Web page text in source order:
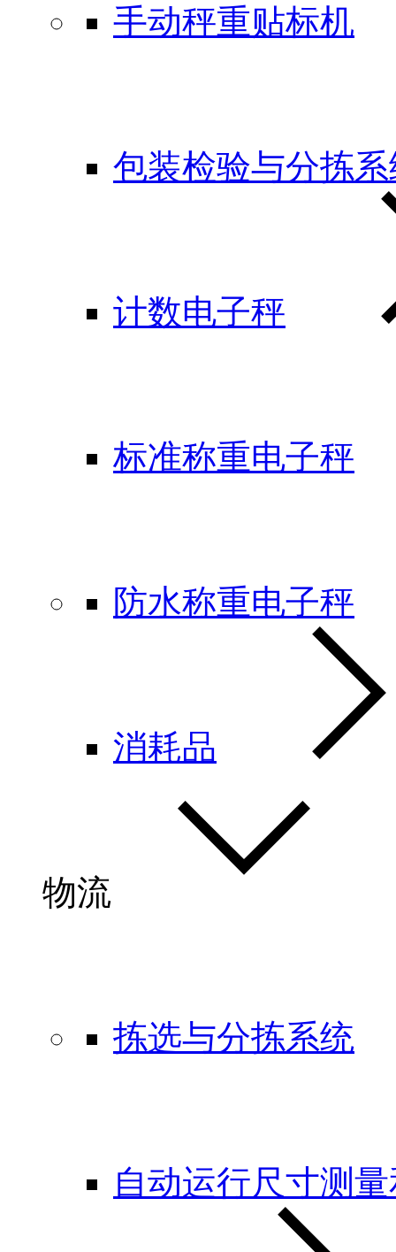
手动秤重贴标机
包装检验与分拣
计数电子秤
标准称重电子秤
防水称重电子秤
消耗品
物流
拣选与分拣系统
自动运行尺寸测